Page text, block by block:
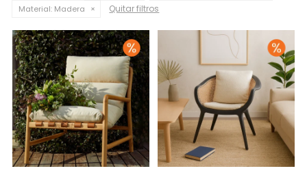
Material: Madera Quitar filtros